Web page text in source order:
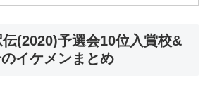
(2020)予選会10位入賞校&
イケメンまとめ